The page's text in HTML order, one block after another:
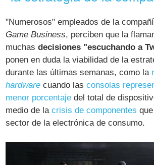
"Numerosos" empleados de la
Game Business, perciben que la
muchasdecisiones "escuchando a
ponen en duda la viabilidad de la
durante las últimas semanas, como la
hardware cuando lasconsolas
menor porcentaje del total de
medio de lacrisis de componentes
sector de la electrónica de consumo.